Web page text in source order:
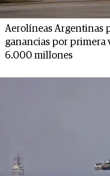
Aerolíneas Argentinas
ganancias por primera
6.000 millones